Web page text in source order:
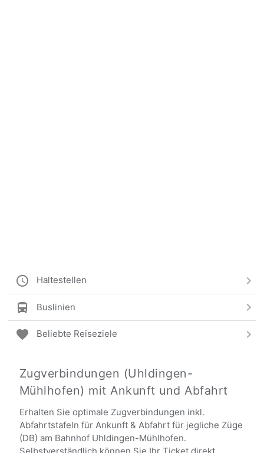
Haltestellen
Buslinien
Beliebte Reiseziele
Zugverbindungen (Uhldingen-
Mühlhofen) mit Ankunft und Abfahrt
Erhalten Sie optimale Zugverbindungen inkl.
Abfahrtstafeln für Ankunft & Abfahrt für jegliche Züge
(DB) am Bahnhof Uhldingen-Mühlhofen.